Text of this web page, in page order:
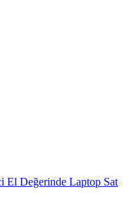
El Değerinde Laptop Sat